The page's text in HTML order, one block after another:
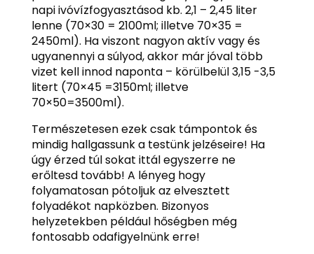
napi ivóvízfogyasztásod kb. 2,1 – 2,45 liter
lenne (70×30 = 2100ml; illetve 70×35 =
2450ml). Ha viszont nagyon aktív vagy és
ugyanennyi a súlyod, akkor már jóval több
vizet kell innod naponta – körülbelül 3,15 -3,5
litert (70×45 =3150ml; illetve
70×50=3500ml).
Természetesen ezek csak támpontok és
mindig hallgassunk a testünk jelzéseire! Ha
úgy érzed túl sokat ittál egyszerre ne
erőltesd tovább! A lényeg hogy
folyamatosan pótoljuk az elvesztett
folyadékot napközben. Bizonyos
helyzetekben például hőségben még
fontosabb odafigyelnünk erre!